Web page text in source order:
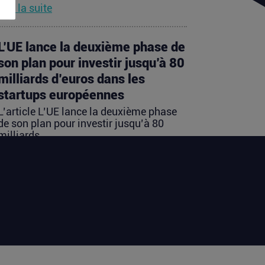
Lire la suite
lance la deuxième phase de
plan pour investir jusqu’à 80
d’euros dans les
européennes
L’UE lance la deuxième phase
son plan pour investir jusqu’à 80